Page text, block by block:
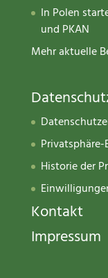
In Polen
und PKAN
Mehr aktuelle
Historie der
Kontakt
Impressum